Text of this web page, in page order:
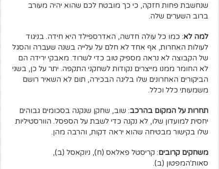
שנחשבת פחות חזקה, כי כך מובטח לכם שהוא יהיה מעורב
ברוב השערים שלה.
למה לא: כמו כל עולה חדשה, האדרספילד היא חידה. בניגוד
לעולות האחרות, אף אחד לא חלם על עלייה בשנה שעברה והסגל
של הקבוצה לא נראה מספיק טוב כדי לשרוד. מאבקי ירידה הם
לא החומר ממנו מייצרים נקודות לשחקני התקפה. יתר על כן, בשני
הביקורים האחרונים שלו בליגה הבכירה, תום לא השאיר רושם
משמעותי כלל וכלל.
תחרות על המקום בהרכב: שוב, שחקן שנקנה בסכומים גבוהים
יחסית למועדון שלו, לא נקנה כדי לשבת על הספסל. הוורסטיליות
שלו בקישור מבטיחה שהוא יראה דקות, והרבה מהן.
משחקים קרובים: קריסטל פאלאס (ח), ניוקאסל (ב),
סאות'המפטון (ב).